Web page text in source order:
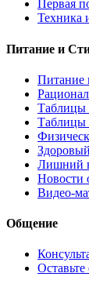
Первая
Техника
Питание и
Питание
Таблицы
Таблицы
Лишний
Новости
Видео-
Общение